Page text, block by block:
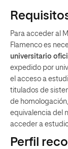
Para acceder al
Flamenco es
universitario
expedido por
el acceso a
titulados de
de
equivalencia del
acceder a
Perfil